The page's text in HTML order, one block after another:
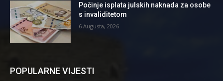
Počinje isplata julskih naknada za osobe
s invaliditetom
6 Augusta, 2026
POPULARNE VIJESTI